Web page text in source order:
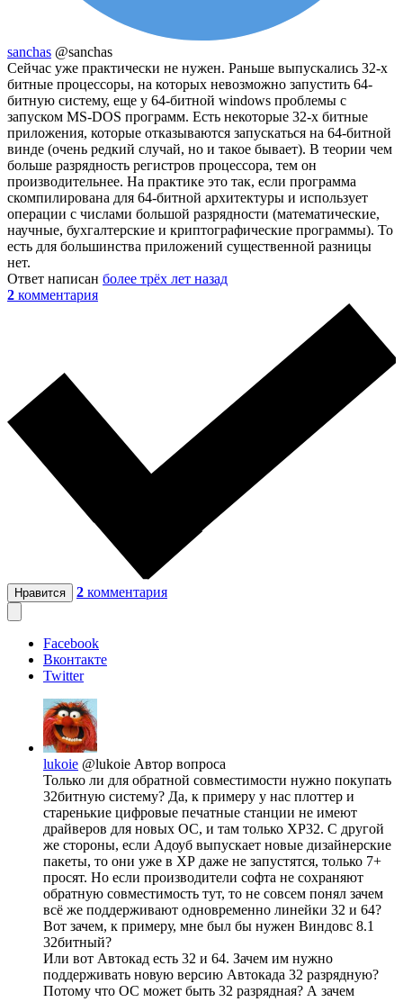
sanchas @sanchas
Сейчас уже практически не нужен. Раньше выпускались 32-х
битные процессоры, на которых невозможно запустить 64-
битную систему, еще у 64-битной windows проблемы с
запуском MS-DOS программ. Есть некоторые 32-х битные
приложения, которые отказываются запускаться на 64-битной
винде (очень редкий случай, но и такое бывает). В теории чем
больше разрядность регистров процессора, тем он
производительнее. На практике это так, если программа
скомпилирована для 64-битной архитектуры и использует
операции с числами большой разрядности (математические,
научные, бухгалтерские и криптографические программы). То
есть для большинства приложений существенной разницы
нет.
Ответ написан более трёх лет назад
2 комментария
Нравится 2 комментария
Facebook
Вконтакте
Twitter
lukoie @lukoie Автор вопроса
Только ли для обратной совместимости нужно покупать
32битную систему? Да, к примеру у нас плоттер и
старенькие цифровые печатные станции не имеют
драйверов для новых ОС, и там только ХР32. С другой
же стороны, если Адоуб выпускает новые дизайнерские
пакеты, то они уже в ХР даже не запустятся, только 7+
просят. Но если производители софта не сохраняют
обратную совместимость тут, то не совсем понял зачем
всё же поддерживают одновременно линейки 32 и 64?
Вот зачем, к примеру, мне был бы нужен Виндовс 8.1
32битный?
Или вот Автокад есть 32 и 64. Зачем им нужно
поддерживать новую версию Автокада 32 разрядную?
Потому что ОС может быть 32 разрядная? А зачем